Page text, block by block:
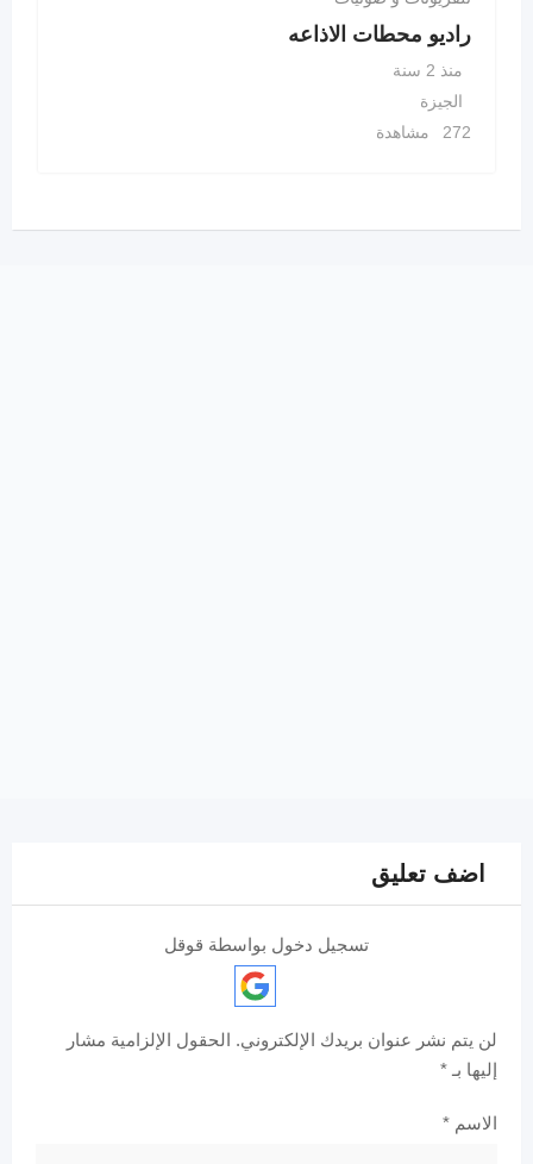
راديو محطات الاذاعه
منذ 2 سنة
الجيزة
272 مشاهدة
اضف تعليق
تسجيل دخول بواسطة قوقل
لن يتم نشر عنوان بريدك الإلكتروني. الحقول الإلزامية مشار
إليها بـ *
الاسم *